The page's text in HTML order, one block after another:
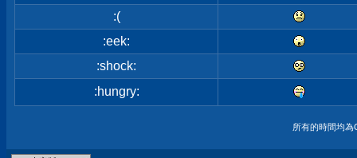
:(
:eek:
:shock:
:hungry:
所有的時間均為